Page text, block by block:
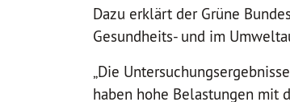
Dazu erklärt der Grüne
Gesundheits- und im
„Die
haben hohe Belastungen mit